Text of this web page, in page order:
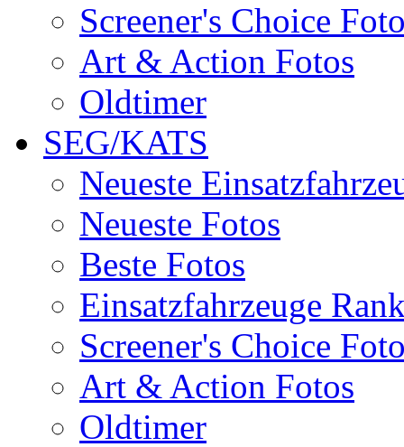
Screener's Choice
Art & Action Fotos
Oldtimer
SEG/KATS
Neueste
Neueste Fotos
Beste Fotos
Einsatzfahrzeuge
Screener's Choice
Art & Action Fotos
Oldtimer